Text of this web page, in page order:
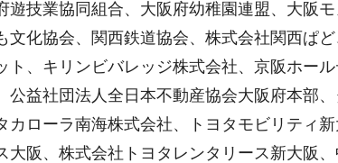
技業協同組合、大阪府幼稚園連盟、大阪
化協会、関西鉄道協会、株式会社関西ぱ
、キリンビバレッジ株式会社、京阪ホー
益社団法人全日本不動産協会大阪府本部
ローラ南海株式会社、トヨタモビリティ
阪、株式会社トヨタレンタリース新大阪